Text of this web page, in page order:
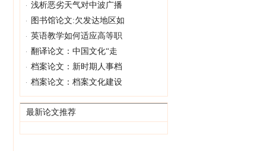
浅析恶劣天气对中波广播
图书馆论文:欠发达地区如
英语教学如何适应高等职
翻译论文：中国文化“走
档案论文：新时期人事档
档案论文：档案文化建设
最新论文推荐